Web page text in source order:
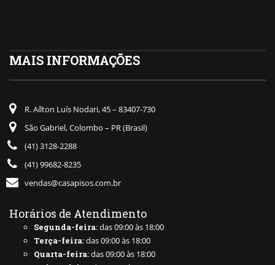
MAIS INFORMAÇÕES
R. Aílton Luís Nodari, 45 – 83407-730
São Gabriel, Colombo – PR (Brasil)
(41) 3128-2288
(41) 99682-8235
vendas@casapisos.com.br
Horários de Atendimento
Segunda-feira: das 09:00 às 18:00
Terça-feira: das 09:00 às 18:00
Quarta-feira: das 09:00 às 18:00